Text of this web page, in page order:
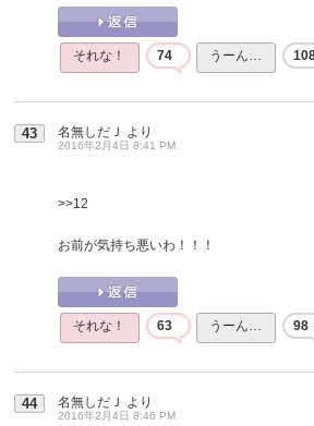
それな！ 74 うーん…
43 名無しだＪ より
2016年2月4日 8:41 PM
>>12
お前が気持ち悪いわ！！！
それな！ 63 うーん… 98
44 名無しだＪ より
2016年2月4日 8:46 PM